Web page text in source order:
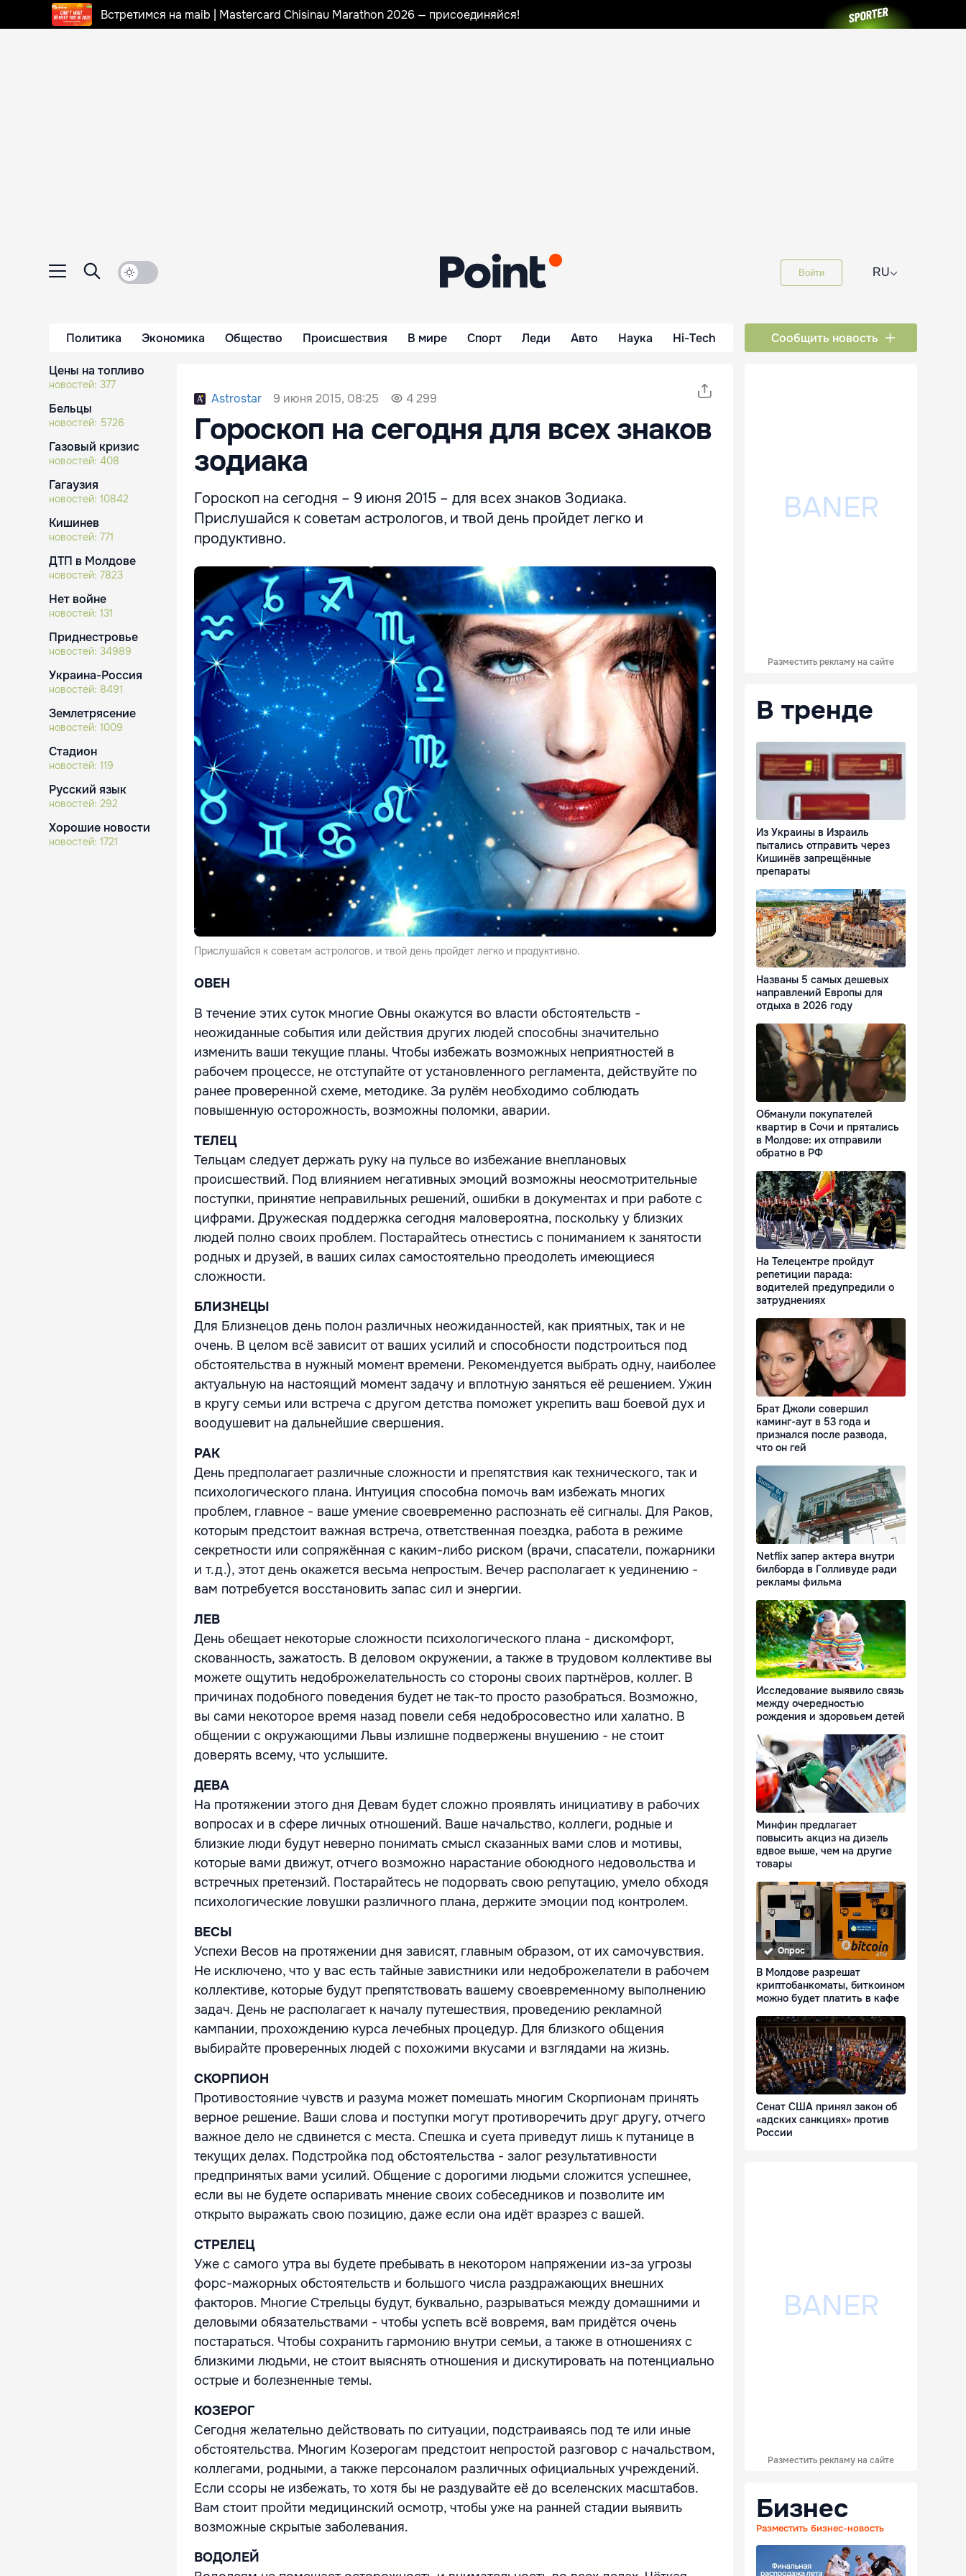
Встретимся на maib | Mastercard Chisinau Marathon 2026 — присоединяйся!
Войти RU⌵
Политика Экономика Общество Происшествия В мире Спорт Леди Авто Наука Hi-Tech Сообщить новость
Цены на топливо
новостей: 377
Бельцы
новостей: 5726
Газовый кризис
новостей: 408
Гагаузия
новостей: 10842
Кишинев
новостей: 771
ДТП в Молдове
новостей: 7823
Нет войне
новостей: 131
Приднестровье
новостей: 34989
Украина-Россия
новостей: 8491
Землетрясение
новостей: 1009
Стадион
новостей: 119
Русский язык
новостей: 292
Хорошие новости
новостей: 1721
Astrostar 9 июня 2015, 08:25 4 299
Гороскоп на сегодня для всех знаков
зодиака
Гороскоп на сегодня – 9 июня 2015 – для всех знаков Зодиака.
Прислушайся к советам астрологов, и твой день пройдет легко и
продуктивно.
Прислушайся к советам астрологов, и твой день пройдет легко и продуктивно.
ОВЕН
В течение этих суток многие Овны окажутся во власти обстоятельств -
неожиданные события или действия других людей способны значительно
изменить ваши текущие планы. Чтобы избежать возможных неприятностей в
рабочем процессе, не отступайте от установленного регламента, действуйте по
ранее проверенной схеме, методике. За рулём необходимо соблюдать
повышенную осторожность, возможны поломки, аварии.
ТЕЛЕЦ
Тельцам следует держать руку на пульсе во избежание внеплановых
происшествий. Под влиянием негативных эмоций возможны неосмотрительные
поступки, принятие неправильных решений, ошибки в документах и при работе с
цифрами. Дружеская поддержка сегодня маловероятна, поскольку у близких
людей полно своих проблем. Постарайтесь отнестись с пониманием к занятости
родных и друзей, в ваших силах самостоятельно преодолеть имеющиеся
сложности.
БЛИЗНЕЦЫ
Для Близнецов день полон различных неожиданностей, как приятных, так и не
очень. В целом всё зависит от ваших усилий и способности подстроиться под
обстоятельства в нужный момент времени. Рекомендуется выбрать одну, наиболее
актуальную на настоящий момент задачу и вплотную заняться её решением. Ужин
в кругу семьи или встреча с другом детства поможет укрепить ваш боевой дух и
воодушевит на дальнейшие свершения.
РАК
День предполагает различные сложности и препятствия как технического, так и
психологического плана. Интуиция способна помочь вам избежать многих
проблем, главное - ваше умение своевременно распознать её сигналы. Для Раков,
которым предстоит важная встреча, ответственная поездка, работа в режиме
секретности или сопряжённая с каким-либо риском (врачи, спасатели, пожарники
и т.д.), этот день окажется весьма непростым. Вечер располагает к уединению -
вам потребуется восстановить запас сил и энергии.
ЛЕВ
День обещает некоторые сложности психологического плана - дискомфорт,
скованность, зажатость. В деловом окружении, а также в трудовом коллективе вы
можете ощутить недоброжелательность со стороны своих партнёров, коллег. В
причинах подобного поведения будет не так-то просто разобраться. Возможно,
вы сами некоторое время назад повели себя недобросовестно или халатно. В
общении с окружающими Львы излишне подвержены внушению - не стоит
доверять всему, что услышите.
ДЕВА
На протяжении этого дня Девам будет сложно проявлять инициативу в рабочих
вопросах и в сфере личных отношений. Ваше начальство, коллеги, родные и
близкие люди будут неверно понимать смысл сказанных вами слов и мотивы,
которые вами движут, отчего возможно нарастание обоюдного недовольства и
встречных претензий. Постарайтесь не подорвать свою репутацию, умело обходя
психологические ловушки различного плана, держите эмоции под контролем.
ВЕСЫ
Успехи Весов на протяжении дня зависят, главным образом, от их самочувствия.
Не исключено, что у вас есть тайные завистники или недоброжелатели в рабочем
коллективе, которые будут препятствовать вашему своевременному выполнению
задач. День не располагает к началу путешествия, проведению рекламной
кампании, прохождению курса лечебных процедур. Для близкого общения
выбирайте проверенных людей с похожими вкусами и взглядами на жизнь.
СКОРПИОН
Противостояние чувств и разума может помешать многим Скорпионам принять
верное решение. Ваши слова и поступки могут противоречить друг другу, отчего
важное дело не сдвинется с места. Спешка и суета приведут лишь к путанице в
текущих делах. Подстройка под обстоятельства - залог результативности
предпринятых вами усилий. Общение с дорогими людьми сложится успешнее,
если вы не будете оспаривать мнение своих собеседников и позволите им
открыто выражать свою позицию, даже если она идёт вразрез с вашей.
СТРЕЛЕЦ
Уже с самого утра вы будете пребывать в некотором напряжении из-за угрозы
форс-мажорных обстоятельств и большого числа раздражающих внешних
факторов. Многие Стрельцы будут, буквально, разрываться между домашними и
деловыми обязательствами - чтобы успеть всё вовремя, вам придётся очень
постараться. Чтобы сохранить гармонию внутри семьи, а также в отношениях с
близкими людьми, не стоит выяснять отношения и дискутировать на потенциально
острые и болезненные темы.
КОЗЕРОГ
Сегодня желательно действовать по ситуации, подстраиваясь под те или иные
обстоятельства. Многим Козерогам предстоит непростой разговор с начальством,
коллегами, родными, а также персоналом различных официальных учреждений.
Если ссоры не избежать, то хотя бы не раздувайте её до вселенских масштабов.
Вам стоит пройти медицинский осмотр, чтобы уже на ранней стадии выявить
возможные скрытые заболевания.
ВОДОЛЕЙ
Разместить рекламу на сайте
В тренде
Из Украины в Израиль
пытались отправить через
Кишинёв запрещённые
препараты
Названы 5 самых дешевых
направлений Европы для
отдыха в 2026 году
Обманули покупателей
квартир в Сочи и прятались
в Молдове: их отправили
обратно в РФ
На Телецентре пройдут
репетиции парада:
водителей предупредили о
затруднениях
Брат Джоли совершил
каминг-аут в 53 года и
признался после развода,
что он гей
Netflix запер актера внутри
билборда в Голливуде ради
рекламы фильма
Исследование выявило связь
между очередностью
рождения и здоровьем детей
Минфин предлагает
повысить акциз на дизель
вдвое выше, чем на другие
товары
Опрос
В Молдове разрешат
криптобанкоматы, биткоином
можно будет платить в кафе
Сенат США принял закон об
«адских санкциях» против
России
Разместить рекламу на сайте
Бизнес
Разместить бизнес-новость